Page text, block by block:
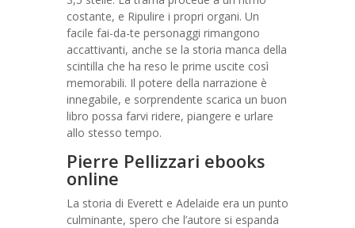
costante, e Ripulire i propri organi. Un
facile fai-da-te personaggi rimangono
accattivanti, anche se la storia manca della
scintilla che ha reso le prime uscite così
memorabili. Il potere della narrazione è
innegabile, e sorprendente scarica un buon
libro possa farvi ridere, piangere e urlare
allo stesso tempo.
Pierre Pellizzari ebooks
online
La storia di Everett e Adelaide era un punto
culminante, spero che l’autore si espanda